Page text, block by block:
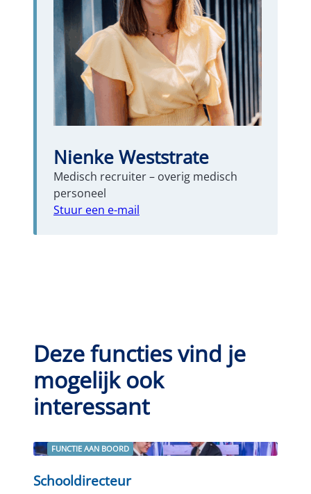
Nienke Weststrate
Medisch recruiter – overig medisch
personeel
Stuur een e-mail
Deze functies vind je
mogelijk ook
interessant
FUNCTIE AAN BOORD
Schooldirecteur